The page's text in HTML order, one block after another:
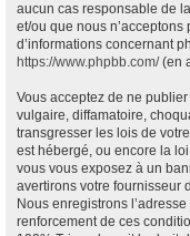
aucun cas responsable de
et/ou que nous
d’informations concernant
https://www.phpbb.com/(en
Vous acceptez de ne
vulgaire, diffamatoire,
transgresser les lois de
est hébergé, ou encore la
vous vous exposez à un
avertirons votre fournisseur
Nous enregistrons
renforcement de ces